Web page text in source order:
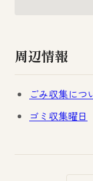
周辺情報
ごみ収集につ
ゴミ収集曜日